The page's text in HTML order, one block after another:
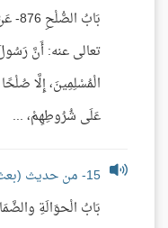
بَابُ
تعالى عنه: أَنَّ
الْمُسْلِمِينَ، إِلَّا
عَلَى شُرُوطِهِمْ، ...
15- من حديث (بعث رسول الله ﷺ عمر على الصدقة..)